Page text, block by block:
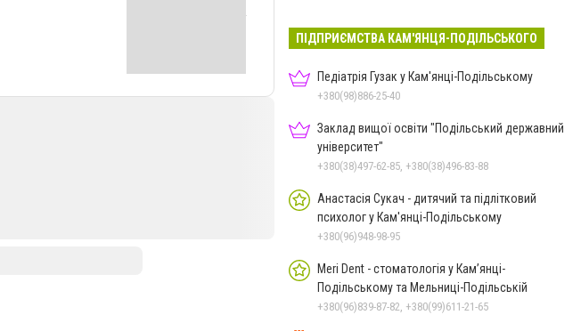
ПІДПРИЄМСТВА КАМ'ЯНЦЯ-ПОДІЛЬСЬКОГО
Педіатрія Гузак у Кам'янці-Подільському
+380(98)886-25-40
Заклад вищої освіти "Подільський державний
університет"
+380(38)497-62-85, +380(38)496-83-88
Анастасія Сукач - дитячий та підлітковий
психолог у Кам'янці-Подільському
+380(96)948-98-95
Meri Dent - стоматологія у Кам’янці-
Подільському та Мельниці-Подільській
+380(96)839-87-82, +380(99)611-21-65